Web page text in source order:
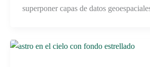
superponer capas de datos